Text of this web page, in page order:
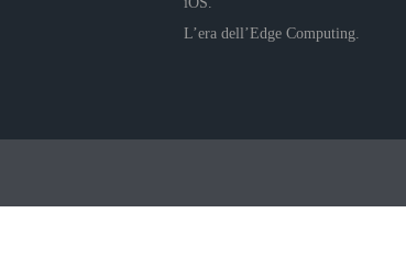
L’era dell’Edge Computing.